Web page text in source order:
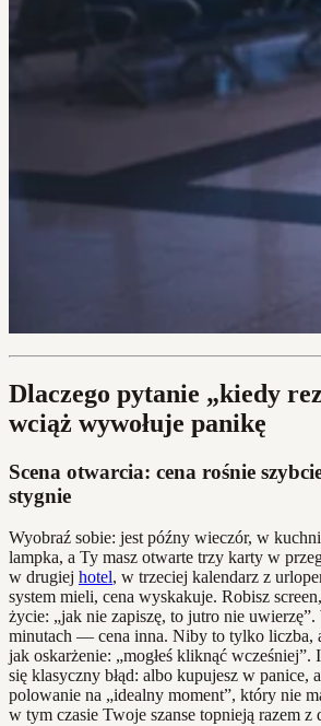
Dlaczego pytanie „kiedy
wciąż wywołuje panikę
Scena otwarcia: cena rośnie
stygnie
Wyobraź sobie: jest późny wieczór, w
lampka, a Ty masz otwarte trzy karty w
w drugiej hotel, w trzeciej kalendarz z
system mieli, cena wyskakuje. Robisz
życie: „jak nie zapiszę, to jutro nie uwierzę”.
minutach — cena inna. Niby to tylko liczba,
jak oskarżenie: „mogłeś kliknąć wcześniej”.
się klasyczny błąd: albo kupujesz w panice,
polowanie na „idealny moment”, który nie
w tym czasie Twoje szanse topnieją razem z